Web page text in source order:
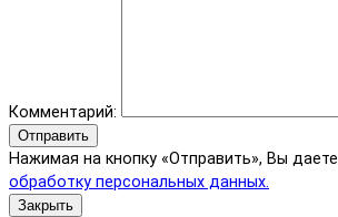
Комментарий:
Отправить
Нажимая на кнопку «Отправить», Вы даете
обработку персональных данных.
Закрыть